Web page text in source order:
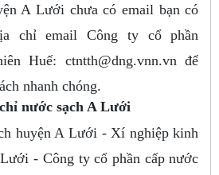
A Lưới chưa có email bạn có
chỉ email Công ty cổ phần
Huế: ctntth@dng.vnn.vn để
nhanh chóng.
nước sạch A Lưới
huyện A Lưới - Xí nghiệp kinh
- Công ty cổ phần cấp nước